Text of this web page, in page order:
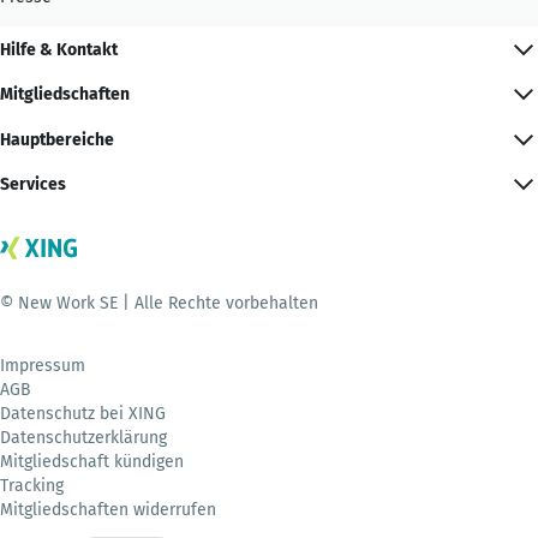
Hilfe & Kontakt
Mitgliedschaften
Hauptbereiche
Services
© New Work SE | Alle Rechte vorbehalten
Impressum
AGB
Datenschutz bei XING
Datenschutzerklärung
Mitgliedschaft kündigen
Tracking
Mitgliedschaften widerrufen